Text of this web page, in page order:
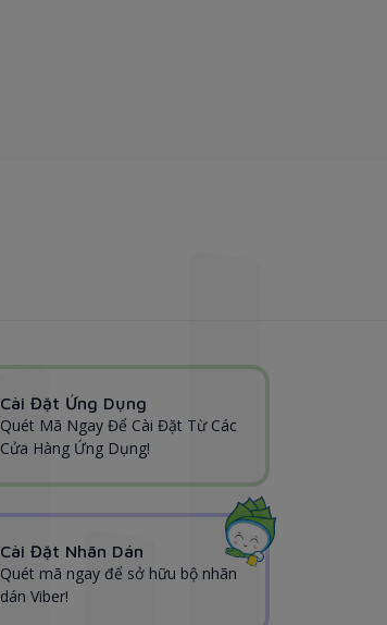
Cài Đặt Ứng Dụng
Quét Mã Ngay Để Cài Đặt Từ Các
Cửa Hàng Ứng Dụng!
Cài Đặt Nhãn Dán
Quét mã ngay để sở hữu bộ nhãn
dán Viber!